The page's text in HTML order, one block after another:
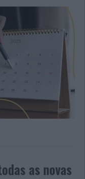
as novas